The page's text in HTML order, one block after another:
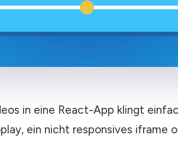
in eine React-App klingt
ein nicht responsives iframe